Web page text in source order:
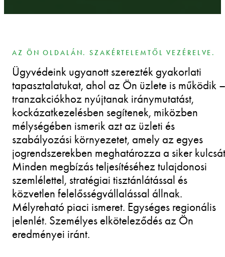
AZ ÖN OLDALÁN. SZAKÉRTELEMTŐL VEZÉRELVE.
Ügyvédeink ugyanott szerezték gyakorlati
tapasztalatukat, ahol az Ön üzlete is működik –
tranzakciókhoz nyújtanak iránymutatást,
kockázatkezelésben segítenek, miközben
mélységében ismerik azt az üzleti és
szabályozási környezetet, amely az egyes
jogrendszerekben meghatározza a siker
Minden megbízás teljesítéséhez tulajdonosi
szemlélettel, stratégiai tisztánlátással és
közvetlen felelősségvállalással állnak.
Mélyreható piaci ismeret. Egységes regionális
jelenlét. Személyes elköteleződés az Ön
eredményei iránt.